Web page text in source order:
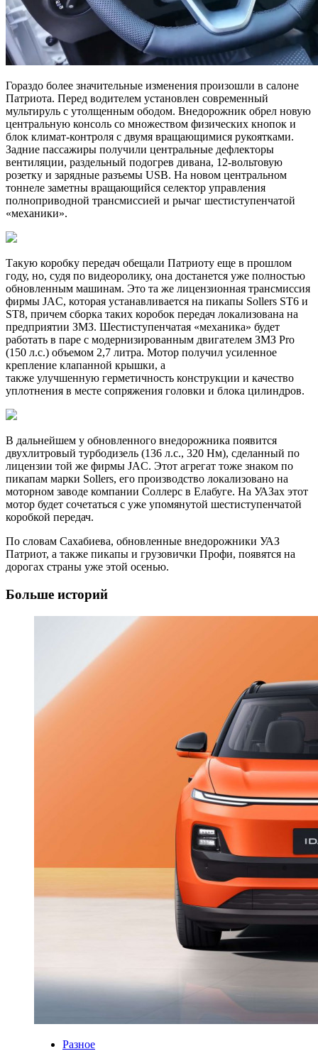
Гораздо более значительные изменения произошли в салоне
Патриота. Перед водителем установлен современный
мультируль с утолщенным ободом. Внедорожник обрел новую
центральную консоль со множеством физических кнопок и
блок климат-контроля с двумя вращающимися рукоятками.
Задние пассажиры получили центральные дефлекторы
вентиляции, раздельный подогрев дивана, 12-вольтовую
розетку и зарядные разъемы USB. На новом центральном
тоннеле заметны вращающийся селектор управления
полноприводной трансмиссией и рычаг шестиступенчатой
«механики».
Такую коробку передач обещали Патриоту еще в прошлом
году, но, судя по видеоролику, она достанется уже полностью
обновленным машинам. Это та же лицензионная трансмиссия
фирмы JAC, которая устанавливается на пикапы Sollers ST6 и
ST8, причем сборка таких коробок передач локализована на
предприятии ЗМЗ. Шестиступенчатая «механика» будет
работать в паре с модернизированным двигателем ЗМЗ Pro
(150 л.с.) объемом 2,7 литра. Мотор получил усиленное
крепление клапанной крышки, а
также улучшенную герметичность конструкции и качество
уплотнения в месте сопряжения головки и блока цилиндров.
В дальнейшем у обновленного внедорожника появится
двухлитровый турбодизель (136 л.с., 320 Нм), сделанный по
лицензии той же фирмы JAC. Этот агрегат тоже знаком по
пикапам марки Sollers, его производство локализовано на
моторном заводе компании Соллерс в Елабуге. На УАЗах этот
мотор будет сочетаться с уже упомянутой шестиступенчатой
коробкой передач.
По словам Сахабиева, обновленные внедорожники УАЗ
Патриот, а также пикапы и грузовички Профи, появятся на
дорогах страны уже этой осенью.
Больше историй
Разное